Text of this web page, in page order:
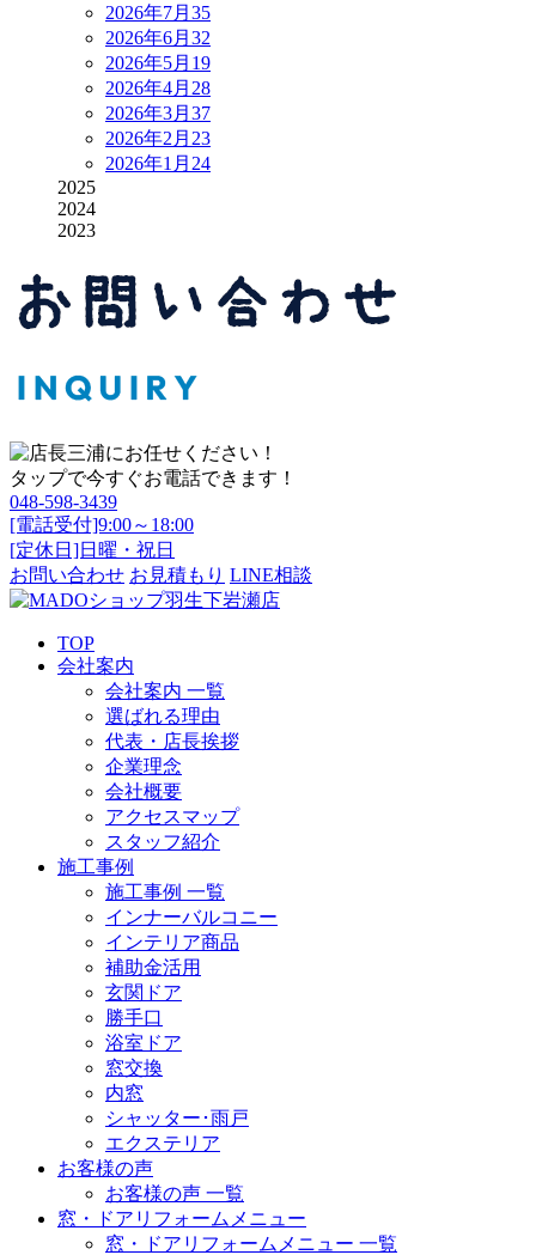
2026年7月 35
2026年6月 32
2026年5月 19
2026年4月 28
2026年3月 37
2026年2月 23
2026年1月 24
2025
2024
2023
タップで今すぐお電話できます！
048-598-3439
[電話受付]9:00～18:00
[定休日]日曜・祝日
お問い合わせ お見積もり LINE相談
TOP
会社案内
会社案内 一覧
選ばれる理由
代表・店長挨拶
企業理念
会社概要
アクセスマップ
スタッフ紹介
施工事例
施工事例 一覧
インナーバルコニー
インテリア商品
補助金活用
玄関ドア
勝手口
浴室ドア
窓交換
内窓
シャッター･雨戸
エクステリア
お客様の声
お客様の声 一覧
窓・ドアリフォームメニュー
窓・ドアリフォームメニュー 一覧